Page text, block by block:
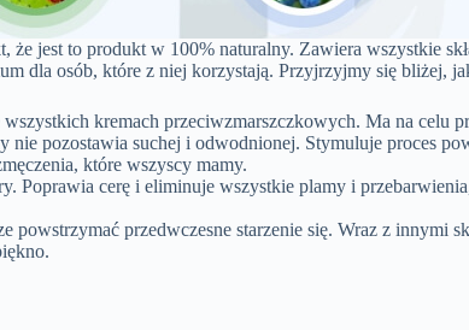
jest to produkt w 100% naturalny. Zawiera wszystkie
dla osób, które z niej korzystają. Przyjrzyjmy się bliżej,
kremach przeciwzmarszczkowych. Ma na celu
pozostawia suchej i odwodnionej. Stymuluje proces
które wszyscy mamy.
Poprawia cerę i eliminuje wszystkie plamy i
powstrzymać przedwczesne starzenie się. Wraz z innymi